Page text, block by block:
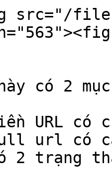
src="/
có 2
URL
url có
2 trạng